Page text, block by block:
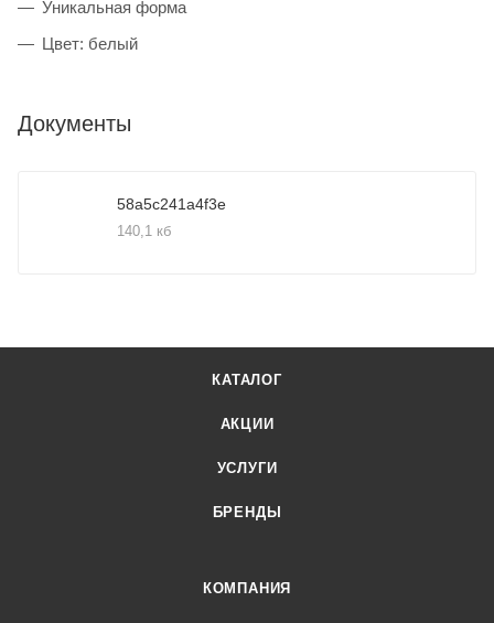
Уникальная форма
Цвет: белый
Документы
58a5c241a4f3e
140,1 кб
КАТАЛОГ
АКЦИИ
УСЛУГИ
БРЕНДЫ
КОМПАНИЯ